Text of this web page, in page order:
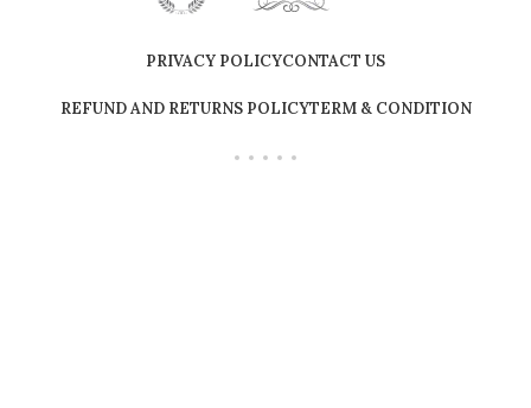
PRIVACY POLICYCONTACT US
REFUND AND RETURNS POLICYTERM & CONDITION